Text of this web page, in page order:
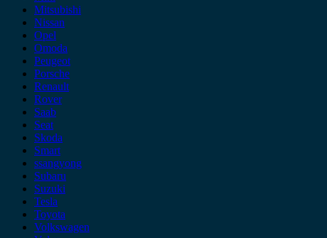
Mitsubishi
Nissan
Opel
Omoda
Peugeot
Porsche
Renault
Rover
Saab
Seat
Skoda
Smart
ssangyong
Subaru
Suzuki
Tesla
Toyota
Volkswagen